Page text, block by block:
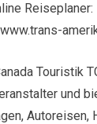
Reiseplaner:
Touristik
und
Autoreisen,